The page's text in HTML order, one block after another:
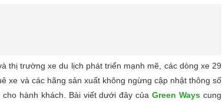
thị trường xe du lịch phát triển mạnh mẽ, các dòng xe 29
xe và các hãng sản xuất không ngừng cập nhật thông số
hành khách. Bài viết dưới đây củaGreen Ways cung